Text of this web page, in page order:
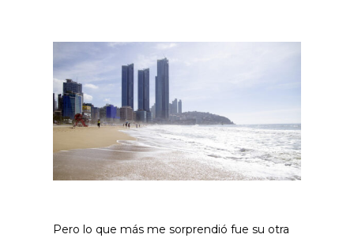
Pero lo que más me sorprendió fue su otra